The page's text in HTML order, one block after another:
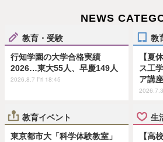
NEWS
教育・受験
行知学園の大学合格実績
2026…東大55人、早慶149人
2026.8.7 Fri 18:45
教
【夏
ス工
ア講
教育イベント
東京都市大「科学体験教室」
生
【高